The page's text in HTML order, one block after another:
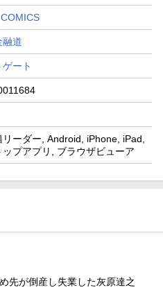
融道
ート
リーダー, Android, iPhone, iPad,
ップアプリ, ブラウザビューア
先が倒産し失業した灰原達之